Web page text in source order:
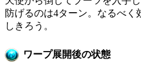
防げるのは4ターン。なるべく
しきろう。
ワープ展開後の状態